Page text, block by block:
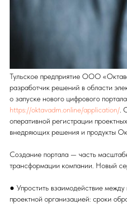
Тульское предприятие ООО
разработчик решений в области
о запуске нового цифрового
https://oktavadm.online/application/.
оперативной регистрации
внедряющих решения и продукты
Создание портала — часть
трансформации компании. Новый
● Упростить взаимодействие между
проектной организацией: сроки